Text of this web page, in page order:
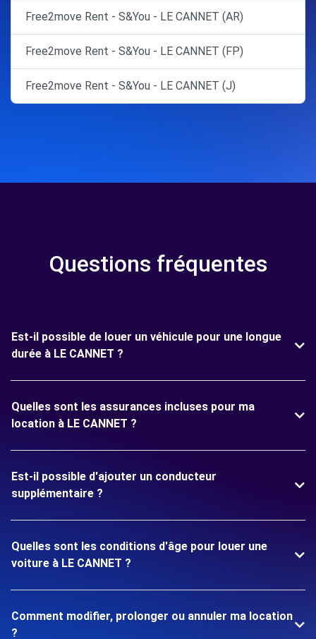
Free2move Rent - S&You - LE CANNET (AR)
Free2move Rent - S&You - LE CANNET (FP)
Free2move Rent - S&You - LE CANNET (J)
Questions fréquentes
Est-il possible de louer un véhicule pour une longue
durée à LE CANNET ?
Quelles sont les assurances incluses pour ma
location à LE CANNET ?
Est-il possible d'ajouter un conducteur
supplémentaire ?
Quelles sont les conditions d'âge pour louer une
voiture à LE CANNET ?
Comment modifier, prolonger ou annuler ma location
?